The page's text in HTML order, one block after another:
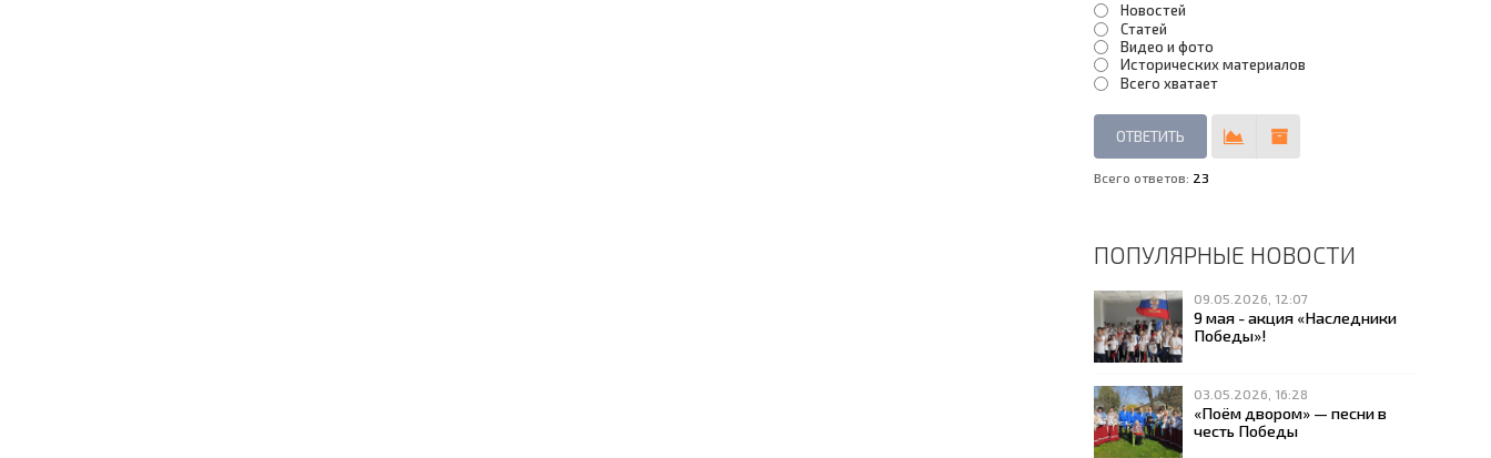
Новостей
Статей
Видео и фото
Исторических материалов
Всего хватает
Всего ответов: 23
ПОПУЛЯРНЫЕ НОВОСТИ
09.05.2026, 12:07
9 мая - акция «Наследники
Победы»!
03.05.2026, 16:28
«Поём двором» — песни в
честь Победы